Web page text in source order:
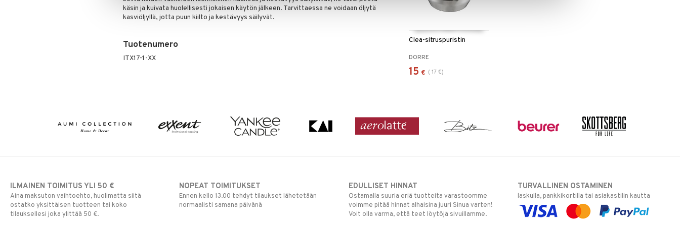
käsin ja kuivata huolellisesti jokaisen käytön jälkeen. Tarvittaessa ne voidaan öljytä
kasviöljyllä, jotta puun kiilto ja kestävyys säilyvät.
Tuotenumero
ITX17-1-XX
Clea-sitruspuristin
DORRE
15 € ( 17 €)
ILMAINEN TOIMITUS YLI 50 €
Aina maksuton vaihtoehto, huolimatta siitä
ostatko yksittäisen tuotteen tai koko
tilauksellesi joka ylittää 50 €.
NOPEAT TOIMITUKSET
Ennen kello 13.00 tehdyt tilaukset lähetetään
normaalisti samana päivänä
EDULLISET HINNAT
Ostamalla suuria eriä tuotteita varastoomme
voimme pitää hinnat alhaisina juuri Sinua varten!
Voit olla varma, että teet löytöjä sivuillamme.
TURVALLINEN OSTAMINEN
laskulla, pankkikortilla tai asiakastilin kautta